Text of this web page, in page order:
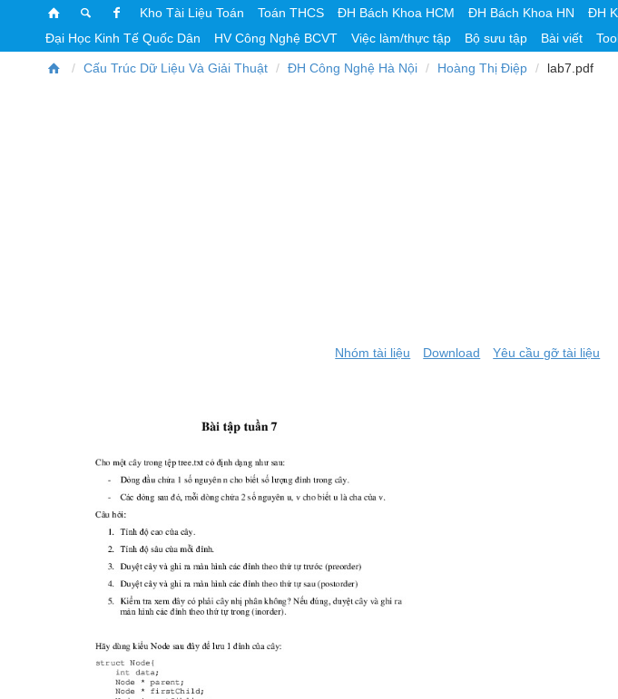
Kho Tài Liệu Toán Toán THCS ĐH Bách Khoa HCM ĐH Bách Khoa HN ĐH
Đại Học Kinh Tế Quốc Dân
HV Công Nghệ BCVT Việc làm/thực tập Bộ sưu tập Bài viết
Cấu Trúc Dữ Liệu Và Giải Thuật ĐH Công Nghệ Hà Nội Hoàng Thị Điệp lab7.pdf
Nhóm tài liệu Download Yêu cầu gỡ tài liệu